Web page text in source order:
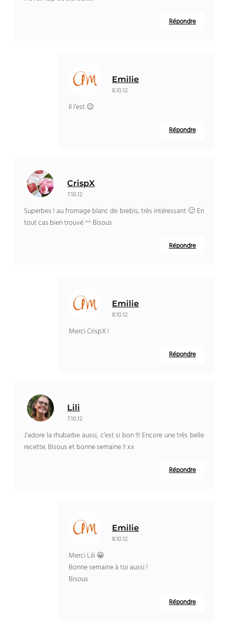
Répondre
Emilie
8.10.12
Il l’est 😉
Répondre
CrispX
7.10.12
Superbes ! au fromage blanc de brebis, très intéressant 🙂 En
tout cas bien trouvé ^^ Bisous
Répondre
Emilie
8.10.12
Merci CrispX !
Répondre
Lili
7.10.12
J’adore la rhubarbe aussi, c’est si bon !!! Encore une très belle
recette. Bisous et bonne semaine !! xx
Répondre
Emilie
8.10.12
Merci Lili 😀
Bonne semaine à toi aussi !
Bisous
Répondre